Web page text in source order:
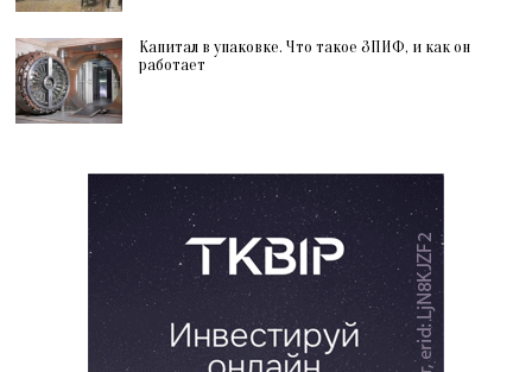
Капитал в упаковке. Что такое ЗПИФ, и как он
работает